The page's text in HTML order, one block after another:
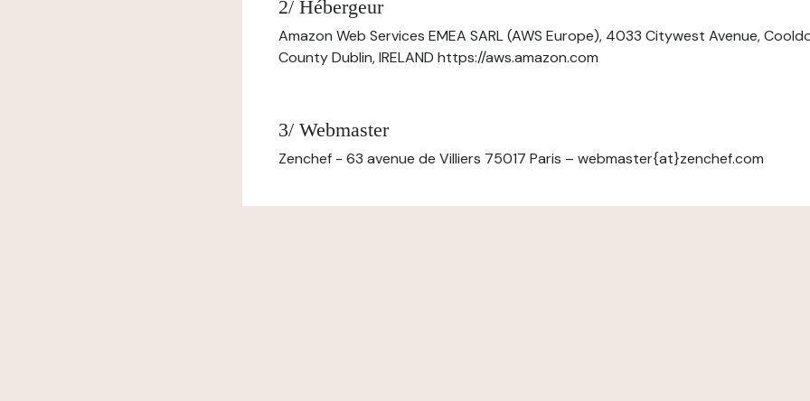
2/ Hébergeur
Amazon Web Services EMEA SARL (AWS Europe), 4033 Citywest Avenue,
County Dublin, IRELAND https://aws.amazon.com
3/ Webmaster
Zenchef - 63 avenue de Villiers 75017 Paris – webmaster{at}zenchef.com